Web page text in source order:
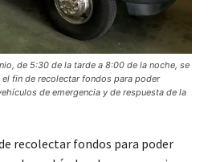
de 5:30 de la tarde a 8:00 de la noche, se
fin de recolectar fondos para poder
de emergencia y de respuesta de la
recolectar fondos para poder